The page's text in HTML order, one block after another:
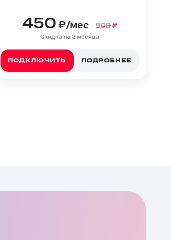
450 ₽/мес 900₽
Скидка на 2 месяца
ПОДКЛЮЧИТЬ ПОДРОБНЕЕ